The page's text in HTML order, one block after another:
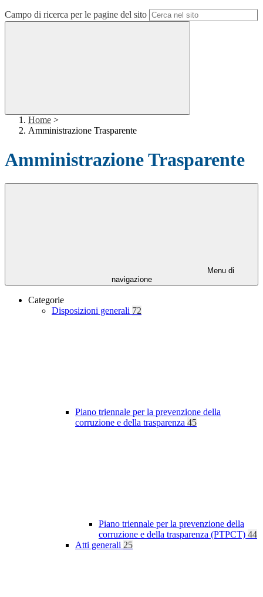
Campo di ricerca per le pagine del sito
Home >
Amministrazione Trasparente
Amministrazione Trasparente
Menu di
navigazione
Categorie
Disposizioni generali 72
Piano triennale per la prevenzione della
corruzione e della trasparenza 45
Piano triennale per la prevenzione della
corruzione e della trasparenza (PTPCT) 44
Atti generali 25